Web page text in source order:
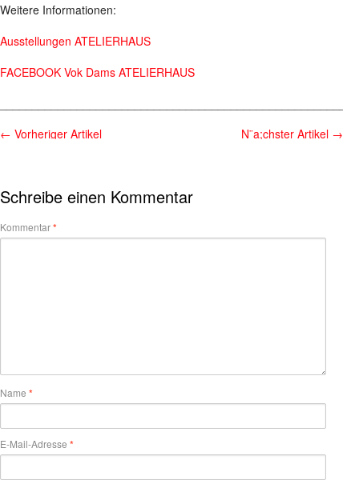
Weitere Informationen:
Ausstellungen ATELIERHAUS
FACEBOOK Vok Dams ATELIERHAUS
← Vorheriger Artikel N¨a;chster Artikel →
Schreibe einen Kommentar
Kommentar*
Name *
E-Mail-Adresse *